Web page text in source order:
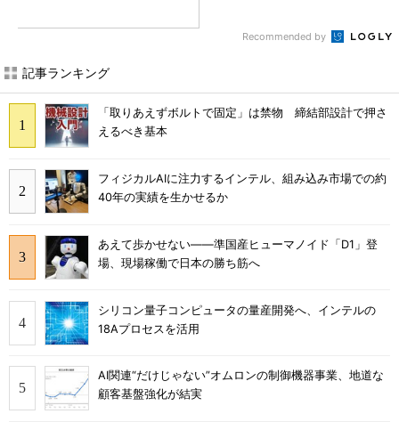
Recommended by
記事ランキング
「取りあえずボルトで固定」は禁物 締結部設計で押さ
えるべき基本
フィジカルAIに注力するインテル、組み込み市場での約
40年の実績を生かせるか
あえて歩かせない――準国産ヒューマノイド「D1」登
場、現場稼働で日本の勝ち筋へ
シリコン量子コンピュータの量産開発へ、インテルの
18Aプロセスを活用
AI関連“だけじゃない”オムロンの制御機器事業、地道な
顧客基盤強化が結実